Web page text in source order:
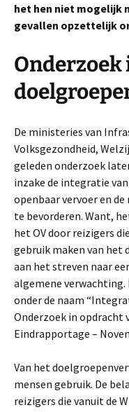
het hen niet mogelijk
gevallen opzettelijk
De ministeries van
Volksgezondheid,
geleden onderzoek
inzake de integratie
openbaar vervoer en
te bevorderen. Want,
het OV door reizigers
gebruik maken van het
aan het streven naar
algemene
onder de naam
Onderzoek in opdracht
Eindrapportage –
Van het
mensen gebruik. De
reizigers die vanuit de